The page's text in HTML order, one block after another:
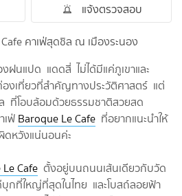
แจ้งตรวจสอบ
ฝนแปด แดดสี่ ไม่ได้มีแค่ภูเขาและ
งเที่ยวที่สำคัญทางประวัติศาสตร์ แต่
ที่โอบล้อมด้วยธรรมชาติสวยสด
เฟ่ Baroque Le Cafe ที่อยากแนะนำให้
ดหวังแน่นอนค่ะ
Cafe ตั้งอยู่บนถนนเส้นเดียวกับวัด
ที่ใหญ่ที่สุดในไทย และโบสถ์ลอยฟ้า